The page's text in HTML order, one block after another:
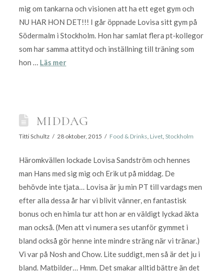
mig om tankarna och visionen att ha ett eget gym och
NU HAR HON DET!!! I går öppnade Lovisa sitt gym på
Södermalm i Stockholm. Hon har samlat flera pt-kollegor
som har samma attityd och inställning till träning som
hon … Läs mer
MIDDAG
Titti Schultz 28 oktober, 2015 Food & Drinks, Livet, Stockholm
Häromkvällen lockade Lovisa Sandström och hennes
man Hans med sig mig och Erik ut på middag. De
behövde inte tjata… Lovisa är ju min PT till vardags men
efter alla dessa år har vi blivit vänner, en fantastisk
bonus och en himla tur att hon ar en väldigt lyckad äkta
man också. (Men att vi numera ses utanför gymmet i
bland också gör henne inte mindre sträng när vi tränar.)
Vi var på Nosh and Chow. Lite suddigt, men så är det ju i
bland. Matbilder… Hmm. Det smakar alltid bättre än det